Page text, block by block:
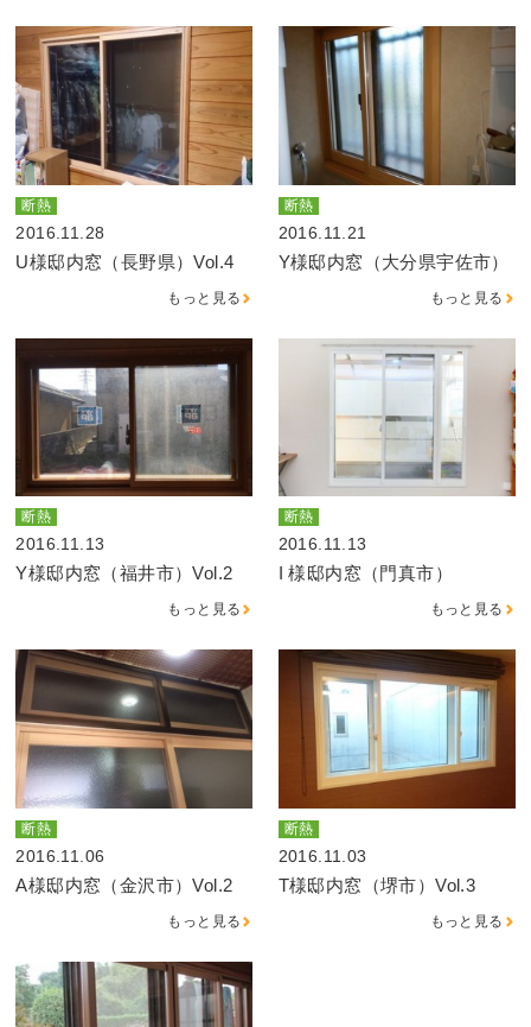
断熱
2016.11.28
U様邸内窓（長野県）Vol.4
もっと見る
断熱
2016.11.21
Y様邸内窓（大分県宇佐市）
もっと見る
断熱
2016.11.13
Y様邸内窓（福井市）Vol.2
もっと見る
断熱
2016.11.13
I 様邸内窓（門真市）
もっと見る
断熱
2016.11.06
A様邸内窓（金沢市）Vol.2
もっと見る
断熱
2016.11.03
T様邸内窓（堺市）Vol.3
もっと見る